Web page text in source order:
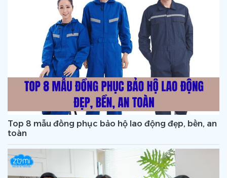
Top 8 mẫu đồng phục bảo hộ lao động đẹp, bền, an
toàn